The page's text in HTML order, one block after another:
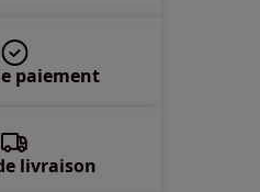
paiement
livraison